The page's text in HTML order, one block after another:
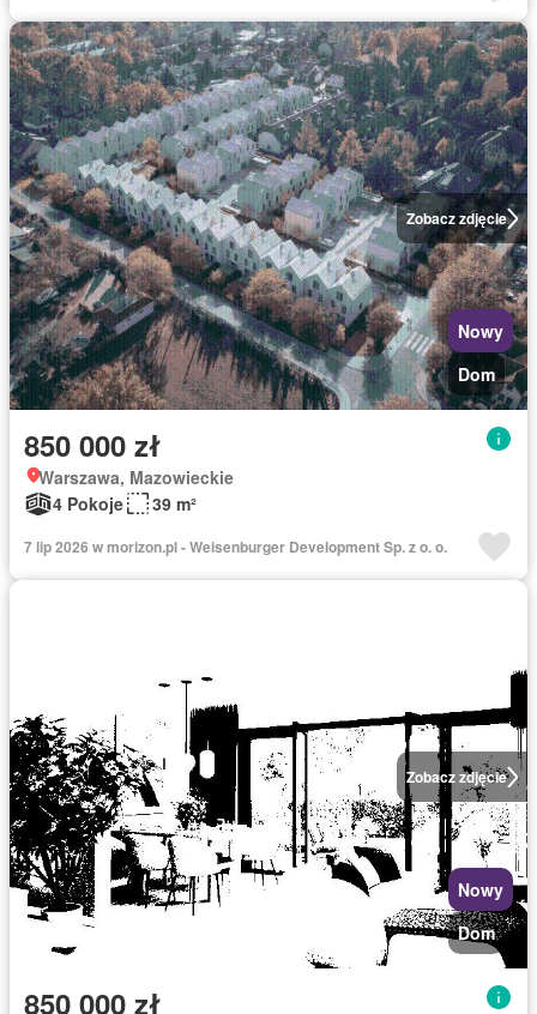
Zobacz zdjęcie
Nowy
Dom
850 000 zł
Warszawa, Mazowieckie
4 Pokoje
39 m²
7 lip 2026 w morizon.pl - Weisenburger Development Sp. z o. o.
Zobacz zdjęcie
Nowy
Dom
850 000 zł